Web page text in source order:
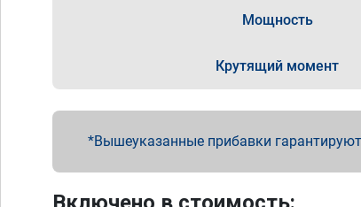
Мощность
Крутящий момент
Вышеуказанные прибавки